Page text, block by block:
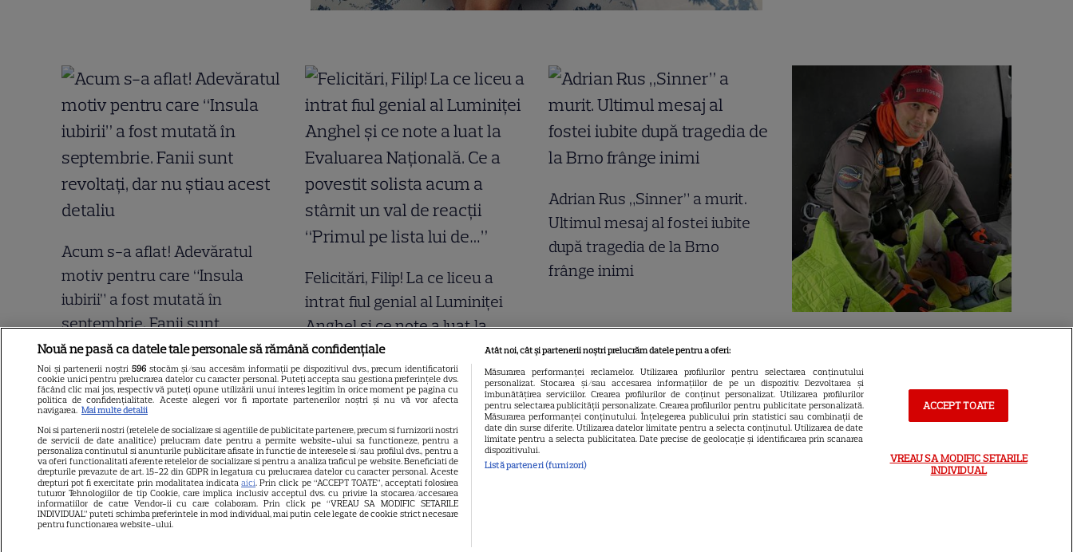
Acum s-a aflat! Adevăratul
motiv pentru care “Insula
iubirii” a fost mutată în
septembrie. Fanii sunt
revoltați, dar nu știau acest
detaliu
Felicitări, Filip! La ce liceu a
intrat fiul genial al Luminiței
Anghel și ce note a luat la
Evaluarea Națională. Ce a
povestit solista acum a stârnit
un val de reacții “Primul pe
Adrian Rus „Sinner” a murit.
Ultimul mesaj al fostei iubite
după tragedia de la Brno
frânge inimi
salvatorul lui Alexandru,
micuțul de 5 ani dispărut 3 zile
în pădure. Ce spune despre
copiii lui
Nouă ne pasă ca datele tale personale să rămână confidențiale
Noi și partenerii noștri 596stocăm și/sau accesăm informații pe dispozitivul dvs., precum identificatorii
cookie unici pentru prelucrarea datelor cu caracter personal. Puteți accepta sau gestiona preferințele dvs.
făcând clic mai jos, respectiv vă puteți opune utilizării unui interes legitim în orice moment pe pagina cu
politica de confidențialitate. Aceste alegeri vor fi raportate partenerilor noștri și nu vă vor afecta
navigarea. Mai multe detalii
Noi si partenerii nostri (retelele de socializare si agentiile de publicitate partenere, precum si furnizorii nostri
de servicii de date analitice) prelucram date pentru a permite website-ului sa functioneze, pentru a
personaliza continutul si anunturile publicitare afisate in functie de interesele si/sau profilul dvs., pentru a
va oferi functionalitati aferente retelelor de socializare si pentru a analiza traficul pe website. Beneficiati de
drepturile prevazute de art. 15-22 din GDPR in legatura cu prelucrarea datelor cu caracter personal. Aceste
drepturi pot fi exercitate prin modalitatea indicataaici. Prin click pe “ACCEPT TOATE”, acceptati folosirea
tuturor Tehnologiilor de tip Cookie, care implica inclusiv acceptul dvs. cu privire la stocarea/accesarea
informatiilor de catre Vendor-ii cu care colaboram. Prin click pe “VREAU SA MODIFIC SETARILE
INDIVIDUAL” puteti schimba preferintele in mod individual, mai putin cele legate de cookie strict necesare
pentru functionarea website-ului.
Atât noi, cât și partenerii noștri prelucrăm datele pentru a oferi:
Măsurarea performanței reclamelor. Utilizarea profilurilor pentru selectarea conținutului
personalizat. Stocarea și/sau accesarea informațiilor de pe un dispozitiv. Dezvoltarea și
îmbunătățirea serviciilor. Crearea profilurilor de conținut personalizat. Utilizarea profilurilor
pentru selectarea publicității personalizate. Crearea profilurilor pentru publicitate personalizată.
Măsurarea performanței conținutului. Înțelegerea publicului prin statistici sau combinații de
date din surse diferite. Utilizarea datelor limitate pentru a selecta conținutul. Utilizarea de date
limitate pentru a selecta publicitatea. Date precise de geolocație și identificarea prin scanarea
dispozitivului.
Listă parteneri (furnizori)
ACCEPT TOATE
VREAU SA MODIFIC SETARILE
INDIVIDUAL